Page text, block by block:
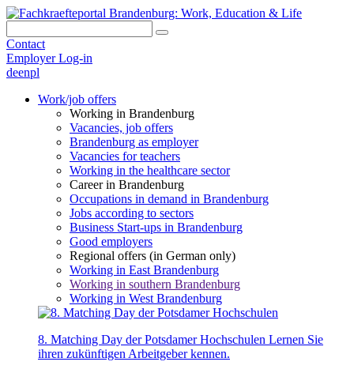
Contact
Employer Log-in
deenpl
Work/job offers
Working in Brandenburg
Vacancies, job offers
Brandenburg as employer
Vacancies for teachers
Working in the healthcare sector
Career in Brandenburg
Occupations in demand in Brandenburg
Jobs according to sectors
Business Start-ups in Brandenburg
Good employers
Regional offers (in German only)
Working in East Brandenburg
Working in southern Brandenburg
Working in West Brandenburg
8. Matching Day der Potsdamer Hochschulen Lernen Sie
ihren zukünftigen Arbeitgeber kennen.